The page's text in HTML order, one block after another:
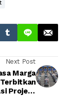
Next Post
Marga
Project